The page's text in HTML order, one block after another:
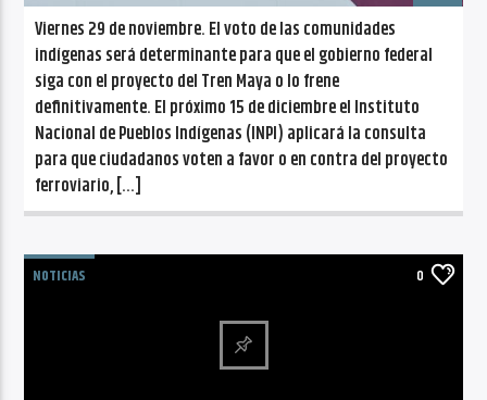
Viernes 29 de noviembre. El voto de las comunidades
indígenas será determinante para que el gobierno federal
siga con el proyecto del Tren Maya o lo frene
definitivamente. El próximo 15 de diciembre el Instituto
Nacional de Pueblos Indígenas (INPI) aplicará la consulta
para que ciudadanos voten a favor o en contra del proyecto
ferroviario, […]
NOTICIAS 0